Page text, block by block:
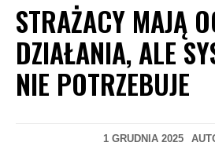
STRAŻACY MAJĄ
DZIAŁANIA, ALE
NIE POTRZEBUJE
1 GRUDNIA 2025